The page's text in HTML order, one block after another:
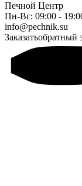
Печной Центр
Пн-Вс: 09:00 -
info@pechnik.su
Заказатьобратный